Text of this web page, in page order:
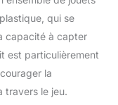
qui se
capacité à capter
est particulièrement
la
travers le jeu.